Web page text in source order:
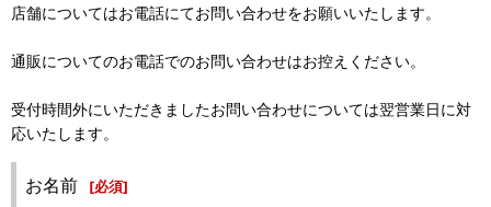
店舗についてはお電話にてお問い合わせをお願いいたします。
通販についてのお電話でのお問い合わせはお控えください。
受付時間外にいただきましたお問い合わせについては翌営業日に対
応いたします。
お名前 [必須]